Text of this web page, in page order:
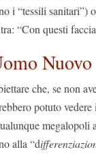
i “tessili
“Con questi
Nuovo
che, se non
potuto vedere
megalopoli
alla “d